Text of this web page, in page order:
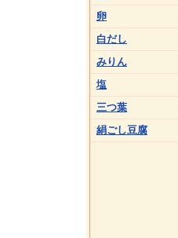
卵
白だし
みりん
塩
三つ葉
絹ごし豆腐